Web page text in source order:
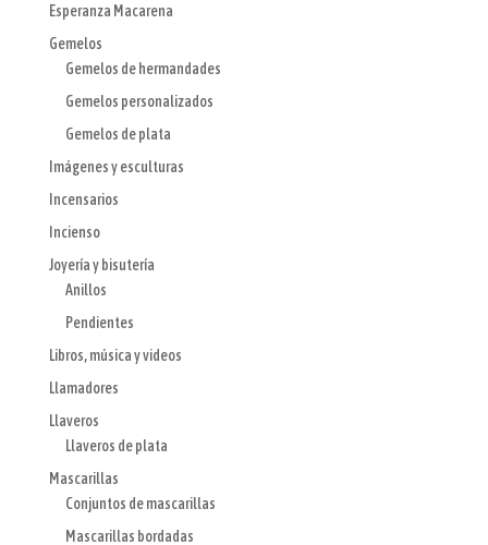
Esperanza Macarena
Gemelos
Gemelos de hermandades
Gemelos personalizados
Gemelos de plata
Imágenes y esculturas
Incensarios
Incienso
Joyería y bisutería
Anillos
Pendientes
Libros, música y videos
Llamadores
Llaveros
Llaveros de plata
Mascarillas
Conjuntos de mascarillas
Mascarillas bordadas